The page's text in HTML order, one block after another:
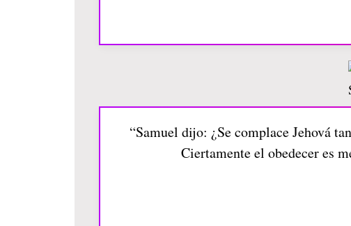
“Samuel dijo: ¿Se complace Jehová
Ciertamente el obedecer es